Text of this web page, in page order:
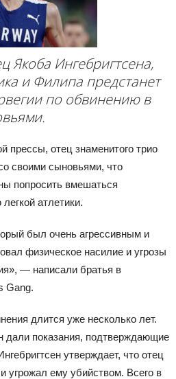
Якоба Ингебригтсена,
и Филипа предстанет
по обвинению в
прессы, отец знаменитого трио
своими сыновьями, что
попросить вмешаться
атлетики.
был очень агрессивным и
физическое насилие и угрозы
— написали братья в
Gang.
длится уже несколько лет.
дали показания, подтверждающие
утверждает, что отец
угрожал ему убийством. Всего в